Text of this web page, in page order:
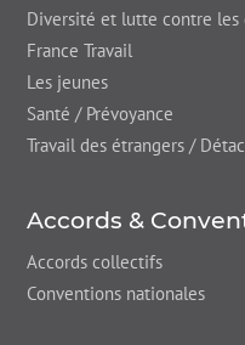
Diversité et lutte contre les
France Travail
Les jeunes
Santé / Prévoyance
Travail des étrangers /
Accords &
Accords collectifs
Conventions nationales